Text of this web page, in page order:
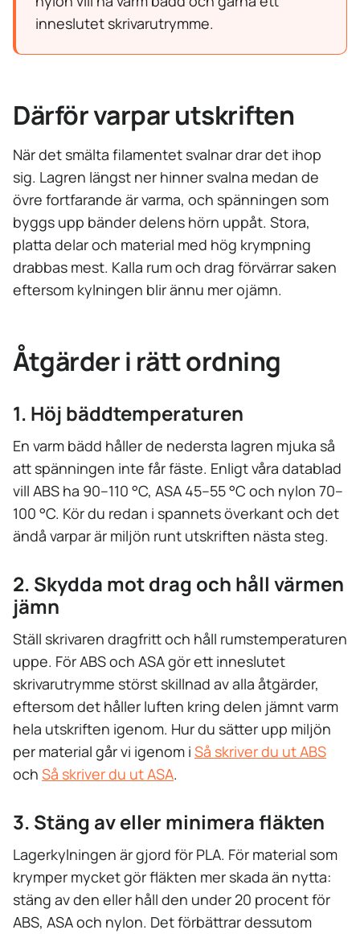
inneslutet skrivarutrymme.
Därför varpar utskriften
När det smälta filamentet svalnar drar det ihop
sig. Lagren längst ner hinner svalna medan de
övre fortfarande är varma, och spänningen som
byggs upp bänder delens hörn uppåt. Stora,
platta delar och material med hög krympning
drabbas mest. Kalla rum och drag förvärrar saken
eftersom kylningen blir ännu mer ojämn.
Åtgärder i rätt ordning
1. Höj bäddtemperaturen
En varm bädd håller de nedersta lagren mjuka så
att spänningen inte får fäste. Enligt våra datablad
vill ABS ha 90–110 °C, ASA 45–55 °C och nylon 70–
100 °C. Kör du redan i spannets överkant och det
ändå varpar är miljön runt utskriften nästa steg.
2. Skydda mot drag och håll värmen
jämn
Ställ skrivaren dragfritt och håll rumstemperaturen
uppe. För ABS och ASA gör ett inneslutet
skrivarutrymme störst skillnad av alla åtgärder,
eftersom det håller luften kring delen jämnt varm
hela utskriften igenom. Hur du sätter upp miljön
per material går vi igenom i Så skriver du ut ABS
och Så skriver du ut ASA.
3. Stäng av eller minimera fläkten
Lagerkylningen är gjord för PLA. För material som
krymper mycket gör fläkten mer skada än nytta:
stäng av den eller håll den under 20 procent för
ABS, ASA och nylon. Det förbättrar dessutom